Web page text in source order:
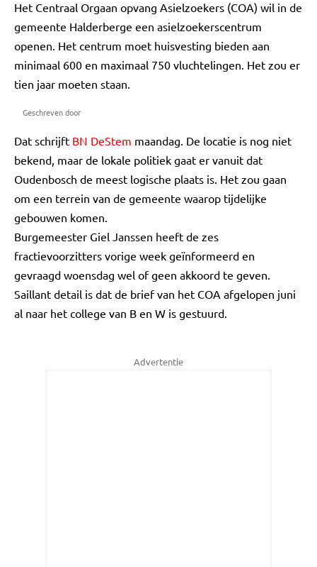
Het Centraal Orgaan opvang Asielzoekers (COA) wil in de
gemeente Halderberge een asielzoekerscentrum
openen. Het centrum moet huisvesting bieden aan
minimaal 600 en maximaal 750 vluchtelingen. Het zou er
tien jaar moeten staan.
Geschreven door
Dat schrijft BN DeStem maandag. De locatie is nog niet
bekend, maar de lokale politiek gaat er vanuit dat
Oudenbosch de meest logische plaats is. Het zou gaan
om een terrein van de gemeente waarop tijdelijke
gebouwen komen.
Burgemeester Giel Janssen heeft de zes
fractievoorzitters vorige week geïnformeerd en
gevraagd woensdag wel of geen akkoord te geven.
Saillant detail is dat de brief van het COA afgelopen juni
al naar het college van B en W is gestuurd.
Advertentie